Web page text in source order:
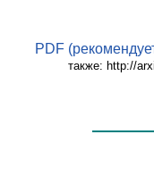
PDF
также: http://